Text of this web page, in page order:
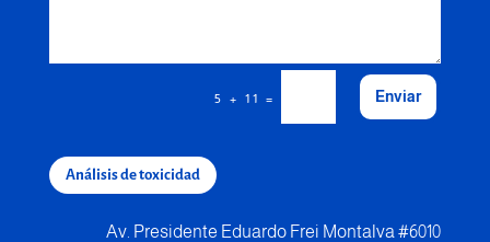
5 + 11 = Enviar
Análisis de toxicidad
Av. Presidente Eduardo Frei Montalva #6010